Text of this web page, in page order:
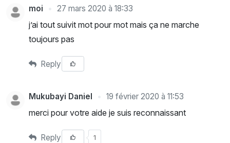
moi 27 mars 2020 à 18:33
j’ai tout suivit mot pour mot mais ça ne marche
toujours pas
Reply
Mukubayi Daniel 19 février 2020 à 11:53
merci pour votre aide je suis reconnaissant
Reply 1